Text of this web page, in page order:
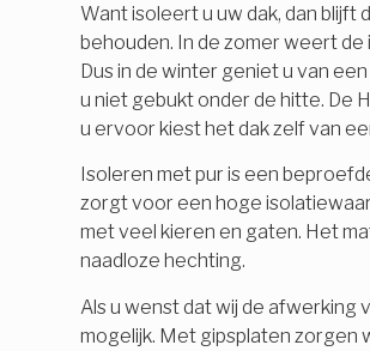
Want isoleert u uw dak, dan blijft
behouden. In de zomer weert
Dus in de winter geniet u van
u niet gebukt onder de hitte. De
u ervoor kiest het dak zelf van
Isoleren met pur is een
zorgt voor een hoge
met veel kieren en gaten. Het
naadloze hechting.
Als u wenst dat wij de afwerking
mogelijk. Met gipsplaten zorgen